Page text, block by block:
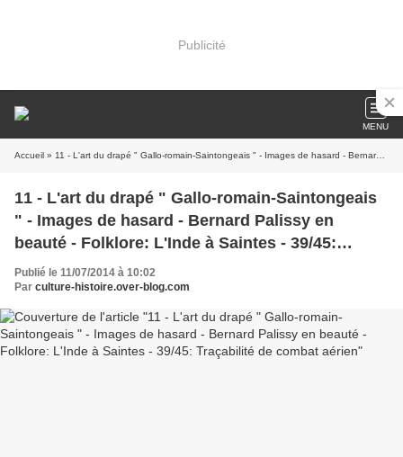
Publicité
MENU
Accueil » 11 - L'art du drapé " Gallo-romain-Saintongeais " - Images de hasard - Bernard Palissy en beauté - Folklore: L'Inde à Saintes - 39/45: Traçabilité de combat aérien
11 - L'art du drapé " Gallo-romain-Saintongeais
" - Images de hasard - Bernard Palissy en
beauté - Folklore: L'Inde à Saintes - 39/45:
Traçabilité de combat aérien
Publié le 11/07/2014 à 10:02
Par culture-histoire.over-blog.com